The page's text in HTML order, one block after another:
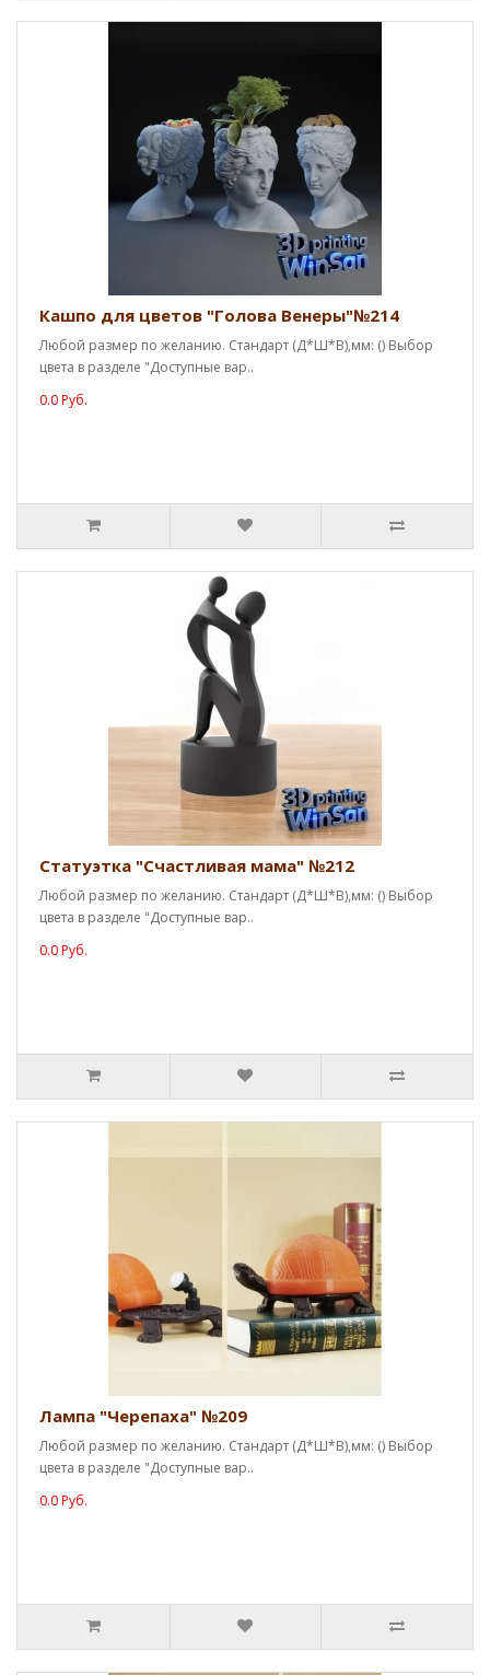
Кашпо для цветов "Голова Венеры"№214
Любой размер по желанию. Стандарт (Д*Ш*В),мм: () Выбор
цвета в разделе "Доступные вар..
0.0 Руб.
Статуэтка "Счастливая мама" №212
Любой размер по желанию. Стандарт (Д*Ш*В),мм: () Выбор
цвета в разделе "Доступные вар..
0.0 Руб.
Лампа "Черепаха" №209
Любой размер по желанию. Стандарт (Д*Ш*В),мм: () Выбор
цвета в разделе "Доступные вар..
0.0 Руб.